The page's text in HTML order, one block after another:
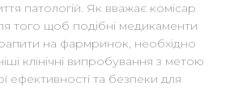
патологій. Як вважає комісар
того щоб подібні медикаменти
на фармринок, необхідно
клінічні випробування з метою
ефективності та безпеки для